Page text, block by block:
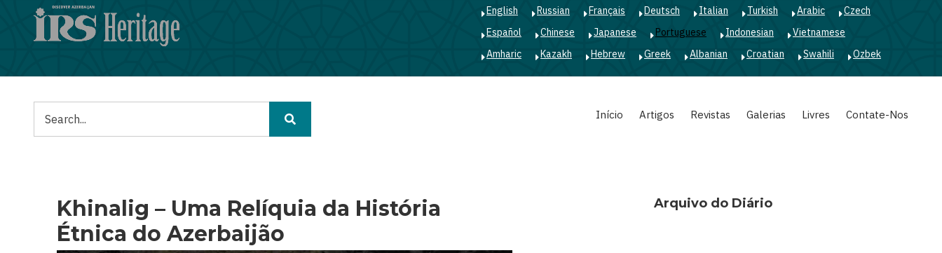
English Russian Français Deutsch Italian Turkish Arabic
Czech
Español
Chinese Japanese Portuguese Indonesian
Vietnamese
Amharic
Kazakh Hebrew Greek Albanian Croatian Swahili Ozbek
Início Artigos Revistas Galerias Livres Contate-Nos
Khinalig – Uma Relíquia da História
Étnica do Azerbaijão
Arquivo do Diário